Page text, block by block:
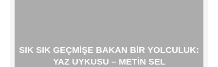
SIK SIK GEÇMIŞE BAKAN BIR YOLCULUK:
YAZ UYKUSU – METIN SEL